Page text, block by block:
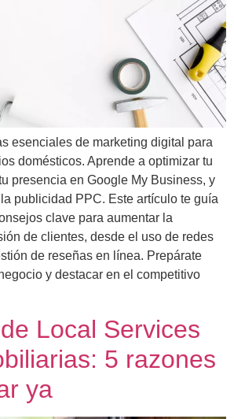
esenciales de marketing digital para
domésticos. Aprende a optimizar tu
presencia en Google My Business, y
publicidad PPC. Este artículo te guía
clave para aumentar la
de clientes, desde el uso de redes
de reseñas en línea. Prepárate
y destacar en el competitivo
Local Services
5 razones
ya